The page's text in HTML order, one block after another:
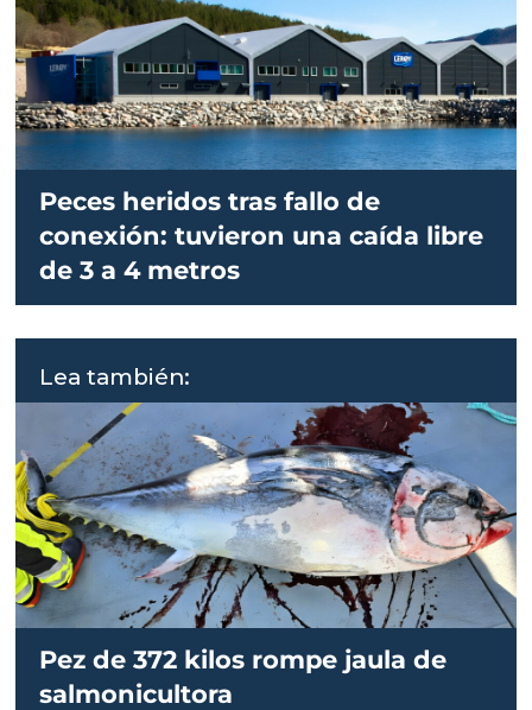
Peces heridos tras fallo de
conexión: tuvieron una caída libre
de 3 a 4 metros
Lea también:
Pez de 372 kilos rompe jaula de
salmonicultora